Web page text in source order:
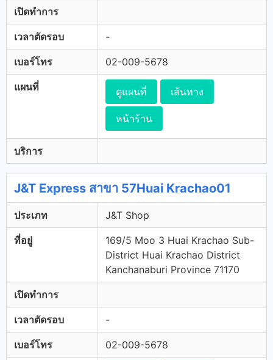
เปิดทำการ
เวลาตัดรอบ -
เบอร์โทร 02-009-5678
แผนที่ ดูแผนที่ เส้นทาง
หน้าร้าน
บริการ
J&T Express สาขา 57Huai Krachao01
ประเภท J&T Shop
ที่อยู่
169/5 Moo 3 Huai Krachao Sub-
District Huai Krachao District
Kanchanaburi Province 71170
เปิดทำการ
เวลาตัดรอบ -
เบอร์โทร 02-009-5678